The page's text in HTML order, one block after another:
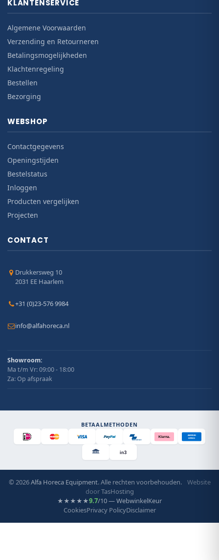
KLANTENSERVICE
Algemene Voorwaarden
Verzending en Retourneren
Betalingsmogelijkheden
Klachtenregeling
Bestellen
Bezorging
WEBSHOP
Contactgegevens
Openingstijden
Bestelstatus
Inloggen
Producten vergelijken
Projecten
CONTACT
Drukkersweg 10
2031 EE Haarlem
+31 (0)23-576 9984
info@alfahoreca.nl
Showroom:
Ma t/m Vr: 09:00 - 18:00
Za: Op afspraak
BETAALMETHODEN
Bancontact
Klarna.
AMERICAN
EXPRESS
in3
© 2026Alfa Horeca Equipment. Alle rechten voorbehouden.
Website
doorTasHosting
★★★★★9.7/10 — WebwinkelKeur
CookiesPrivacy PolicyDisclaimer